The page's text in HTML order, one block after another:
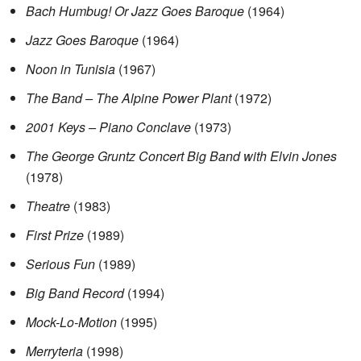
Bach Humbug! Or Jazz Goes Baroque (1964)
Jazz Goes Baroque (1964)
Noon in Tunisia (1967)
The Band – The Alpine Power Plant(1972)
2001 Keys – Piano Conclave (1973)
The George Gruntz Concert Big Band with Elvin Jones
(1978)
Theatre (1983)
First Prize (1989)
Serious Fun (1989)
Big Band Record(1994)
Mock-Lo-Motion (1995)
Merryteria (1998)